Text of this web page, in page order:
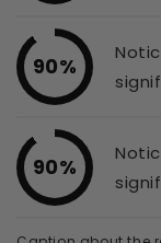
90%
90%